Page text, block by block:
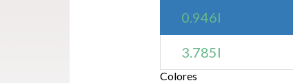
0.946l
3.785l
Colores